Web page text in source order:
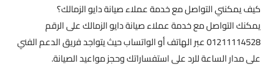
كيف يمكنني التواصل مع خدمة عملاء صيانة دايو الزمالك؟
يمكنك التواصل مع خدمة عملاء صيانة دايو الزمالك على الرقم
01211114528 عبر الهاتف أو الواتساب حيث يتواجد فريق الدعم الفني
على مدار الساعة للرد على استفساراتك وحجز مواعيد الصيانة.